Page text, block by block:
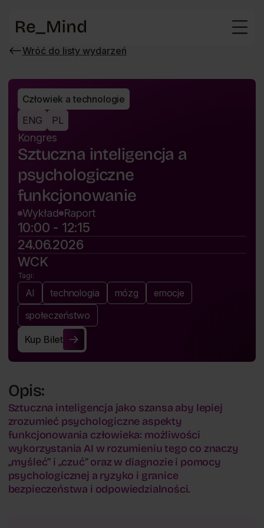
Wróć do listy wydarzeń
Wróć
wydarzeń
Człowiek a technologie
ENG
PL
Kongres
Sztuczna inteligencja a
psychologiczne
funkcjonowanie
Wykład Raport
10:00 - 12:15
24.06.2026
WCK
Tagi:
AI technologia mózg
emocje
społeczeństwo
Kup Bilet
Kup Bilet
Opis:
Sztuczna inteligencja jako szansa aby lepiej
zrozumieć psychologiczne aspekty
funkcjonowania człowieka: możliwości
wykorzystania AI w rozumieniu tego co znaczy
„myśleć” i „czuć” oraz w diagnozie i pomocy
psychologicznej a ryzyko i granice
bezpieczeństwa i odpowiedzialności.